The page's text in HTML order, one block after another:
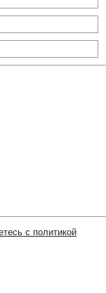
с политикой